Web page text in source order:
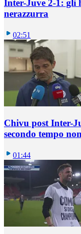
Inter-Juve 2-1: gli
nerazzurra
02:51
Chivu post Inter-
secondo tempo
01:44